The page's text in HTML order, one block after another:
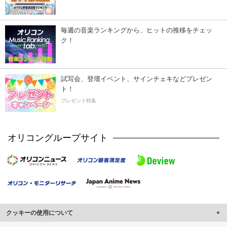
毎週の音楽ランキングから、ヒットの推移をチェッ
ク！
試写会、登壇イベント、サインチェキなどプレゼン
ト！
プレゼント特集
オリコングループサイト
クッキーの使用について